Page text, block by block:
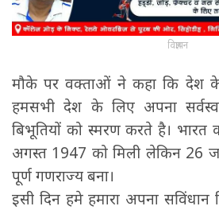
विज्ञापन
मौके पर वक्ताओं ने कहा कि देश के
हमसभी देश के लिए अपना
बिभूतियों को स्मरण करते है।
अगस्त 1947 को मिली लेकिन 26
पूर्ण गणराज्य बना।
इसी दिन हमे हमारा अपना